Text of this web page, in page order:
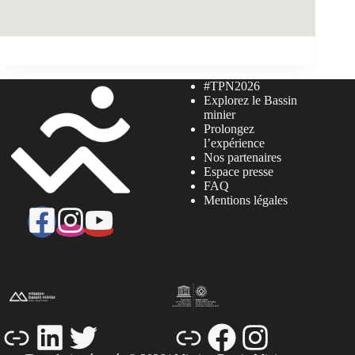
#TPN2026
Explorez le Bassin
minier
Prolongez
l’expérience
Nos partenaires
Espace presse
FAQ
Mentions légales